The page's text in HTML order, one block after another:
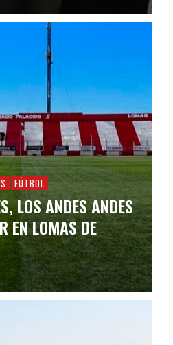
FÚTBOL
LOS ANDES ANDES
EN LOMAS DE